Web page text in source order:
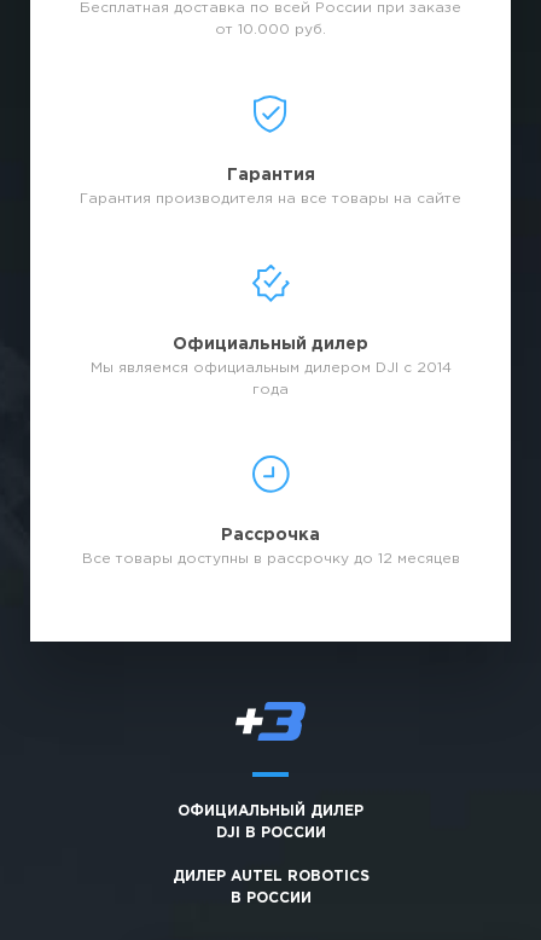
Бесплатная доставка по всей России при заказе
от 10.000 руб.
Гарантия
Гарантия производителя на все товары на сайте
Официальный дилер
Мы являемся официальным дилером DJI с 2014
года
Рассрочка
Все товары доступны в рассрочку до 12 месяцев
ОФИЦИАЛЬНЫЙ ДИЛЕР
DJI В РОССИИ
ДИЛЕР AUTEL ROBOTICS
В РОССИИ